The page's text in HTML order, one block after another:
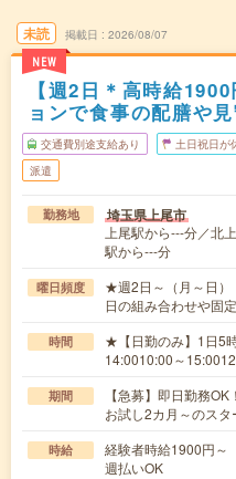
未読
NEW
掲載日 2026/08/07
【週2日＊高時給
ョンで食事の配膳や
交通費別途支給あり 土日祝日が
派遣
勤務地 埼玉県上尾市
上尾駅から---分／北
駅から---分
曜日頻度
★週2日～（月～日）
日の組み合わせや固定
時間
★【日勤のみ】1日5
14:0010:00～
期間
【急募】即日勤務
お試し2カ月～のスタ
時給
経験者時給1900円
週払いOK